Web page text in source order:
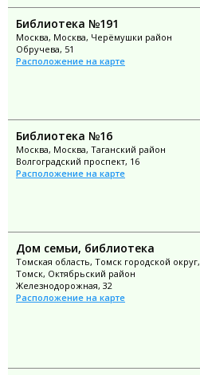
Библиотека №191
Москва, Москва, Черёмушки район
Обручева, 51
Расположение на карте
Библиотека №16
Москва, Москва, Таганский район
Волгоградский проспект, 16
Расположение на карте
Дом семьи, библиотека
Томская область, Томск городской округ,
Томск, Октябрьский район
Железнодорожная, 32
Расположение на карте